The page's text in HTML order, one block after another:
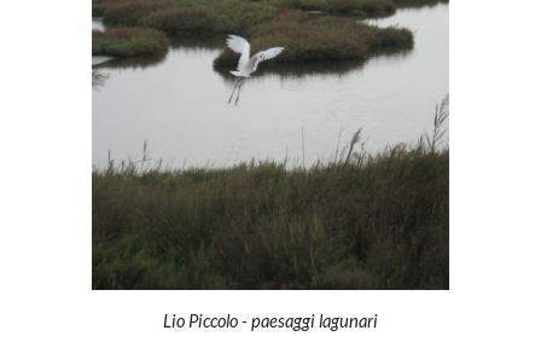
Lio Piccolo - paesaggi lagunari